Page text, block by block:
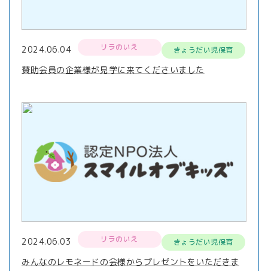
2024.06.04 リラのいえ きょうだい児保育
賛助会員の企業様が見学に来てくださいました
2024.06.03 リラのいえ きょうだい児保育
みんなのレモネードの会様からプレゼントをいただきま